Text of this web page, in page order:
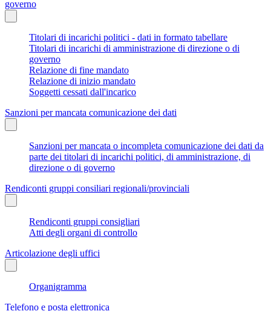
governo
Titolari di incarichi politici - dati in formato tabellare
Titolari di incarichi di amministrazione di direzione o di
governo
Relazione di fine mandato
Relazione di inizio mandato
Soggetti cessati dall'incarico
Sanzioni per mancata comunicazione dei dati
Sanzioni per mancata o incompleta comunicazione dei dati da
parte dei titolari di incarichi politici, di amministrazione, di
direzione o di governo
Rendiconti gruppi consiliari regionali/provinciali
Rendiconti gruppi consigliari
Atti degli organi di controllo
Articolazione degli uffici
Organigramma
Telefono e posta elettronica